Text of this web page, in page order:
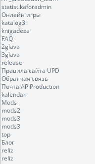
statistikaforadmin
Онлайн игры
katalog3
knigadeza
FAQ
2glava
3glava
release
Правила сайта UPD
Обратная связь
Почта AP Production
kalendar
Mods
mods2
mods3
mods3
top
Блог
reliz
reliz